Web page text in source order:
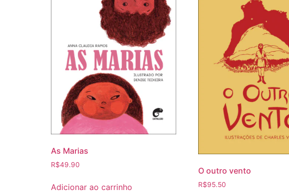
As Marias
R$49.90
Adicionar ao carrinho
O outro vento
R$95.50